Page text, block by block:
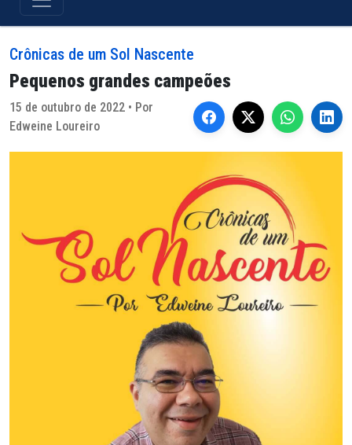
Crônicas de um Sol Nascente
Pequenos grandes campeões
15 de outubro de 2022 • Por
Edweine Loureiro